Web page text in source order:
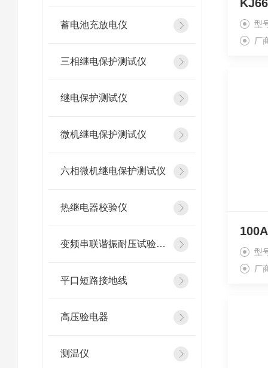
蓄电池充放电仪
三相继电保护测试仪
继电保护测试仪
微机继电保护测试仪
六相微机继电保护测试仪
热继电器校验仪
变频串联谐振耐压试验装置
平口短路接地线
高压验电器
测温仪
型
厂
型
厂